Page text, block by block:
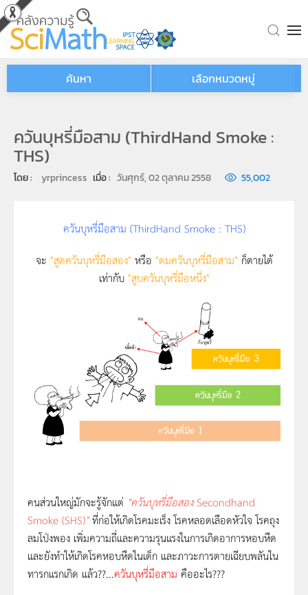
Skip to main content
ค้นหา เลือกหมวดหมู่
ควันบุหรี่มือสาม (ThirdHand Smoke :
THS)
โดย : yrprincess เมื่อ : วันศุกร์, 02 ตุลาคม 2558 55,002
ควันบุหรี่มือสาม (ThirdHand Smoke : THS)
จะ "สูดควันบุหรี่มือสอง" หรือ "ดมควันบุหรี่มือสาม" ก็ตายได้
เท่ากับ "สูบควันบุหรี่มือหนึ่ง"
คนส่วนใหญ่มักจะรู้จักแต่ "ควันบุหรี่มือสองSecondhand
Smoke (SHS)"ที่ก่อให้เกิดโรคมะเร็ง โรคหลอดเลือดหัวใจ โรคถุง
ลมโป่งพอง เพิ่มความถี่และความรุนแรงในการเกิดอาการหอบหืด
และยังทำให้เกิดโรคหอบหืดในเด็ก และภาวะการตายเฉียบพลันใน
ทารกแรกเกิด แล้ว??...ควันบุหรี่มือสาม คืออะไร???